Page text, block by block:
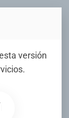
versión
. 2025